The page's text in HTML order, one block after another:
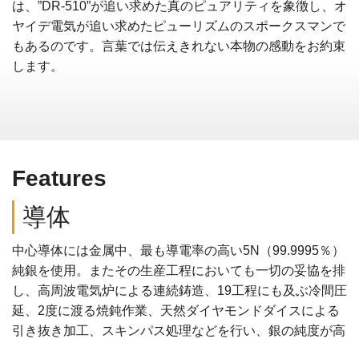
は、”DR-510”が追い求めた真のピュアリティを象徴し、オ
ヤイデ電気が追い求めたピューリズムのスポークスマンで
もあるのです。言葉では伝えきれない本物の感動をお約束
します。
Features
導体
中心導体には金属中、最も導電率の高い5N（99.9995％）
純銀を使用。またその生産工程においても一切の妥協を排
し、高周波電気炉による連続鋳造、19工程にも及ぶ冷間圧
延、2度に渡る焼鈍作業、天然ダイヤモンドダイスによる
引き抜き加工、スキンパス処理などを行い、銀の純度が高